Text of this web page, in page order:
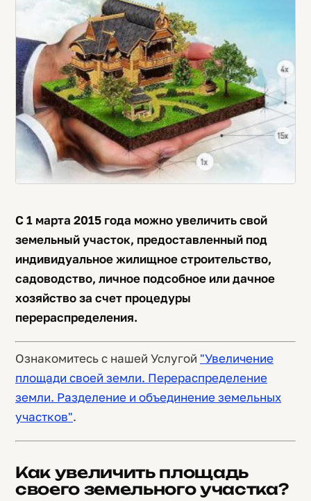
С 1 марта 2015 года можно увеличить свой
земельный участок, предоставленный под
индивидуальное жилищное строительство,
садоводство, личное подсобное или дачное
хозяйство за счет процедуры
перераспределения.
Ознакомитесь с нашей Услугой "Увеличение
площади своей земли. Перераспределение
земли. Разделение и объединение земельных
участков".
Как увеличить площадь
своего земельного участка?